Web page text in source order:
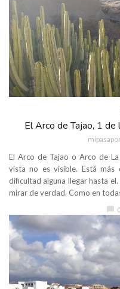
El Arco de Tajao, 1
El Arco de Tajao o Arco de
vista no es visible. Está más
dificultad alguna llegar hasta
mirar de verdad. Como en
chat_bubble